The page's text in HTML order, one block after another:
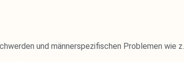
und männerspezifischen Problemen wie